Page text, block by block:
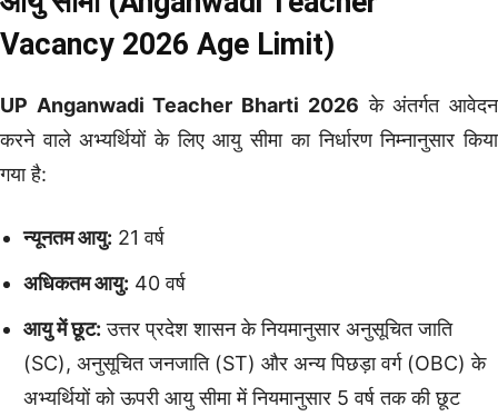
Vacancy 2026 Age Limit)
UP Anganwadi Teacher Bharti 2026 के अंतर्गत आवेदन
करने वाले अभ्यर्थियों के लिए आयु सीमा का निर्धारण निम्नानुसार किया
गया है:
न्यूनतम आयु: 21 वर्ष
अधिकतम आयु: 40 वर्ष
आयु में छूट: उत्तर प्रदेश शासन के नियमानुसार अनुसूचित जाति
(SC), अनुसूचित जनजाति (ST) और अन्य पिछड़ा वर्ग (OBC) के
अभ्यर्थियों को ऊपरी आयु सीमा में नियमानुसार 5 वर्ष तक की छूट